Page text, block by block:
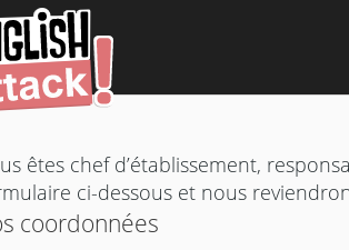
êtes chef d’établissement,
ci-dessous et nous
coordonnées